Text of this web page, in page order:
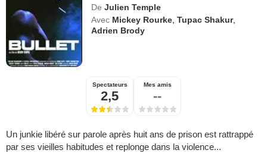
De Julien Temple
Avec Mickey Rourke ,Tupac Shakur,
Adrien Brody
Spectateurs
2,5
Mes amis
--
Un junkie libéré sur parole après huit ans de prison est rattrappé
par ses vieilles habitudes et replonge dans la violence...